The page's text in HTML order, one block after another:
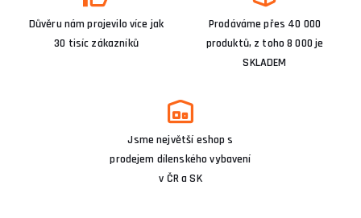
Důvěru nám projevilo více jak
30 tisíc zákazníků
Prodáváme přes 40 000
produktů, z toho 8 000 je
SKLADEM
Jsme největší eshop s
prodejem dílenského vybavení
v ČR a SK